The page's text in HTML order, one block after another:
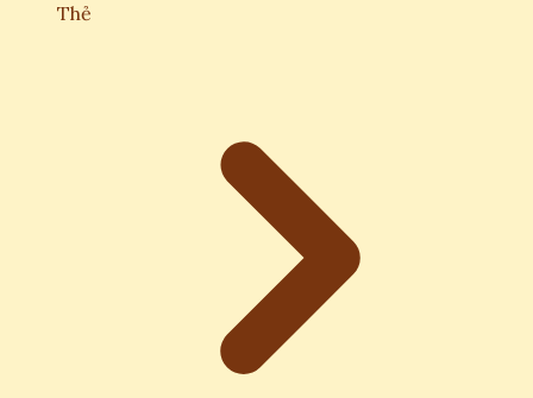
Thẻ